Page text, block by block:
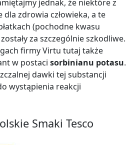
( sorbinian potasu).
40%
jednak, że niektóre z
dla zdrowia człowieka, a te
(pochodne kwasu
za szczególnie szkodliwe.
firmy Virtu tutaj także
w postaci sorbinianu potasu.
dawki tej substancji
wystąpienia reakcji
Smaki Tesco